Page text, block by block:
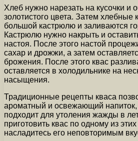
Хлеб нужно нарезать на кусочки и
золотистого цвета. Затем хлебные
большой кастрюлю и заливаются
Кастрюлю нужно накрыть и
настоя. После этого настой
сахар и дрожжи, а затем
брожения. После этого квас
оставляется в холодильнике на
насыщения.
Традиционные рецепты кваса
ароматный и освежающий
подходит для утоления жажды в
приготовить квас по одному из
насладитесь его неповторимым